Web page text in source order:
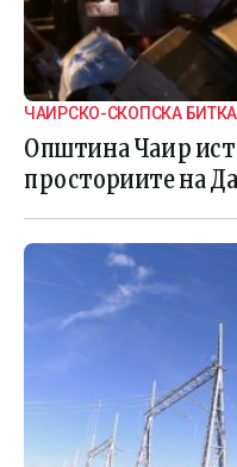
ЧАИРСКО-СКОПСКА
Општина Чаир
просториите на